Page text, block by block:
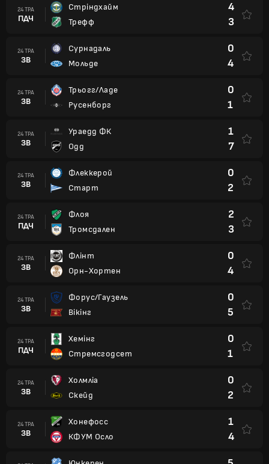
24 ТРА
ПДЧ
Стріндхайм
Трефф
4
3
24 ТРА
ЗВ
Сурнадаль
Мольде
0
4
24 ТРА
ЗВ
Трьогг/Ладе
Русенборг
0
1
24 ТРА
ЗВ
Ураедд ФК
Одд
1
7
24 ТРА
ЗВ
Флеккерой
Старт
0
2
24 ТРА
ПДЧ
Флоя
Тромсдален
2
3
24 ТРА
ЗВ
Флінт
Орн-Хортен
0
4
24 ТРА
ЗВ
Форус/Гаузель
Вікінг
0
5
24 ТРА
ПДЧ
Хемінг
Стремсгодсет
0
1
24 ТРА
ЗВ
Холмліа
Скейд
0
2
24 ТРА
ЗВ
Хонефосс
КФУМ Осло
1
4